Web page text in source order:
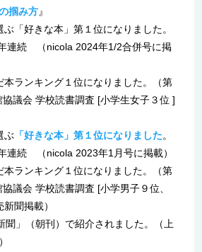
掴み方』
ぶ「好きな本」第１位になりました。
連続 （nicola 2024年1/2合併号に掲
本ランキング１位になりました。（第
議会 学校読書調査 [小学生女子３位 ]
ぶ 「好きな本」第１位になりました。
連続 （nicola 2023年1月号に掲載）
本ランキング１位になりました。（第
議会 学校読書調査 [小学男子９位、
聞掲載）
聞」（朝刊）で紹介されました。（上